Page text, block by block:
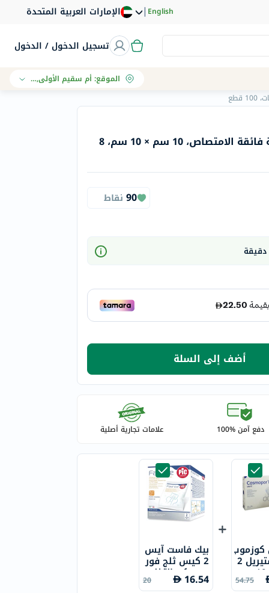
الإمارات العربية المتحدة |English
تسجيل الدخول / الدخول
الموقع:أم سقيم الأولى, دبي
ماكس مسحة شاش معقمة فائقة الامتصاص، 10 سم × 10 سم، 8
90 نقاط
أضف إلى السلة
دفع آمن %100 علامات تجارية أصلية
كوزموب
ور إي ستيريل 2
54.75
بيك فاست آيس
2 كيس ثلج فور
ي يمكن التخلص
منه
16.54
20